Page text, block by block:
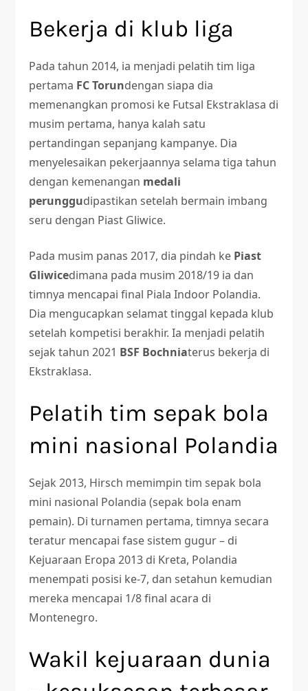
Bekerja di klub liga
Pada tahun 2014, ia menjadi pelatih tim liga
pertama FC Torundengan siapa dia
memenangkan promosi ke Futsal Ekstraklasa di
musim pertama, hanya kalah satu
pertandingan sepanjang kampanye. Dia
menyelesaikan pekerjaannya selama tiga tahun
dengan kemenangan medali
perunggudipastikan setelah bermain imbang
seru dengan Piast Gliwice.
Pada musim panas 2017, dia pindah ke Piast
Gliwicedimana pada musim 2018/19 ia dan
timnya mencapai final Piala Indoor Polandia.
Dia mengucapkan selamat tinggal kepada klub
setelah kompetisi berakhir. Ia menjadi pelatih
sejak tahun 2021 BSF Bochniaterus bekerja di
Ekstraklasa.
Pelatih tim sepak bola
mini nasional Polandia
Sejak 2013, Hirsch memimpin tim sepak bola
mini nasional Polandia (sepak bola enam
pemain). Di turnamen pertama, timnya secara
teratur mencapai fase sistem gugur – di
Kejuaraan Eropa 2013 di Kreta, Polandia
menempati posisi ke-7, dan setahun kemudian
mereka mencapai 1/8 final acara di
Montenegro.
Wakil kejuaraan dunia